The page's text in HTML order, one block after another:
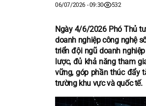
06/07/2026 - 09:30 532
Ngày 4/6/2026 Phó Thủ
doanh nghiệp công nghệ
triển đội ngũ doanh
lược, đủ khả năng tham
vững, góp phần thúc đẩy
trường khu vực và quốc tế.